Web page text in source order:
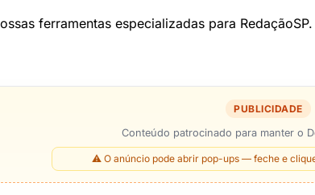
ferramentas especializadas para
PUBLICIDADE
Conteúdo patrocinado para manter o
⚠️ O anúncio pode abrir pop-ups — feche e